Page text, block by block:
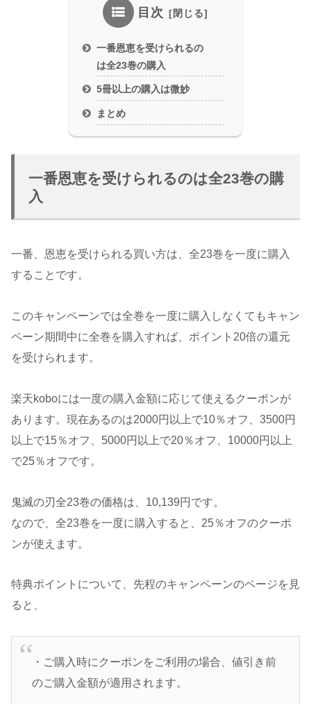
目次
一番恩恵を受けられるの
は全23巻の購入
5冊以上の購入は微妙
まとめ
一番恩恵を受けられるのは全23巻の購
入
一番、恩恵を受けられる買い方は、全23巻を一度に購入
することです。
このキャンペーンでは全巻を一度に購入しなくてもキャン
ペーン期間中に全巻を購入すれば、ポイント20倍の還元
を受けられます。
楽天koboには一度の購入金額に応じて使えるクーポンが
あります。現在あるのは2000円以上で10％オフ、3500円
以上で15％オフ、5000円以上で20％オフ、10000円以上
で25％オフです。
鬼滅の刃全23巻の価格は、10,139円です。
なので、全23巻を一度に購入すると、25％オフのクーポ
ンが使えます。
特典ポイントについて、先程のキャンペーンのページを見
ると、
・ご購入時にクーポンをご利用の場合、値引き前
のご購入金額が適用されます。